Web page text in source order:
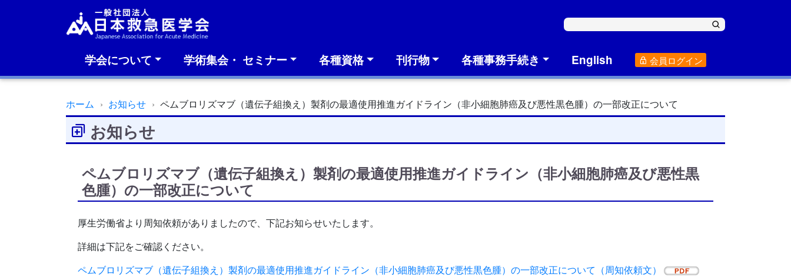
学会について 学術集会・ セミナー 各種資格 刊行物 各種事務手続き English 会員ログイン
ホーム お知らせ ペムブロリズマブ（遺伝子組換え）製剤の最適使用推進ガイドライン（非小細胞肺癌及び悪性黒色腫）の一部改正について
お知らせ
ペムブロリズマブ（遺伝子組換え）製剤の最適使用推進ガイドライン（非小細胞肺癌及び悪性黒
色腫）の一部改正について
厚生労働省より周知依頼がありましたので、下記お知らせいたします。
詳細は下記をご確認ください。
ペムブロリズマブ（遺伝子組換え）製剤の最適使用推進ガイドライン（非小細胞肺癌及び悪性黒色腫）の一部改正について（周知依頼文）